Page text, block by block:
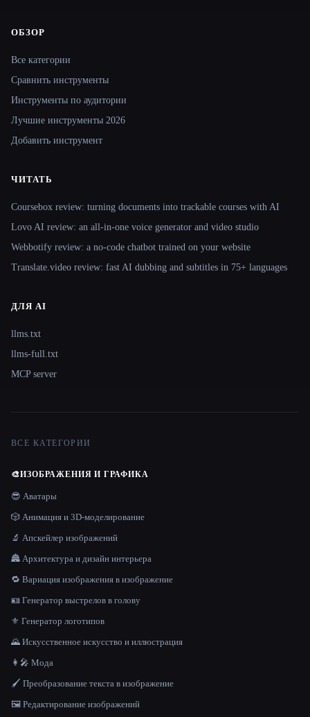
Site navigation
ОБЗОР
Все категории
Сравнить инструменты
Инструменты по аудитории
Лучшие инструменты 2026
Добавить инструмент
ЧИТАТЬ
Coursebox review: turning documents into trackable courses with AI
Lovo AI review: an all-in-one voice generator and video studio
Webbotify review: a no-code chatbot trained on your website
Translate.video review: fast AI dubbing and subtitles in 75+ languages
ДЛЯ AI
llms.txt
llms-full.txt
MCP server
ВСЕ КАТЕГОРИИ
🎨ИЗОБРАЖЕНИЯ И ГРАФИКА
😎 Аватары
🎲 Анимация и 3D-моделирование
🔬 Апскейлер изображений
🏯 Архитектура и дизайн интерьера
🔁 Вариация изображения в изображение
🪪 Генератор выстрелов в голову
⚜️ Генератор логотипов
🌄 Искусственное искусство и иллюстрация
👩‍🎤 Мода
🖌️ Преобразование текста в изображение
🖼️ Редактирование изображений